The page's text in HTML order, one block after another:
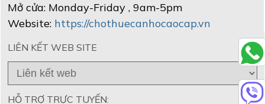
Mở cửa: Monday-Friday , 9am-5pm
Website: https://chothuecanhocaocap.vn
LIÊN KẾT WEB SITE
HỖ TRỢ TRỰC TUYẾN: